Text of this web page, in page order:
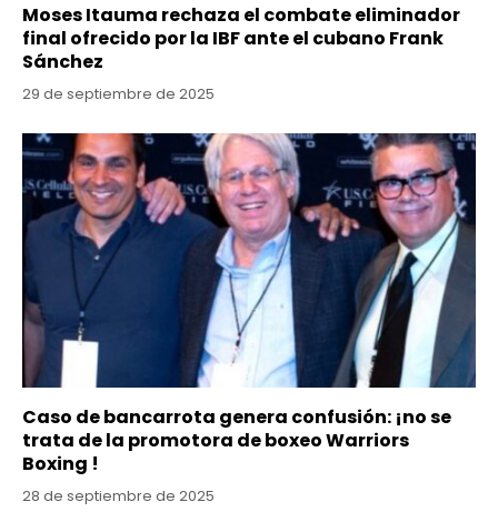
Moses Itauma rechaza el combate eliminador
final ofrecido por la IBF ante el cubano Frank
Sánchez
29 de septiembre de 2025
Caso de bancarrota genera confusión: ¡no se
trata de la promotora de boxeo Warriors
Boxing !
28 de septiembre de 2025